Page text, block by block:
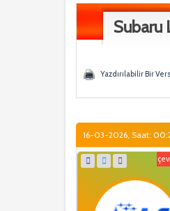
Subaru
Yazdırılabilir Bir
16-03-2026, Saat: